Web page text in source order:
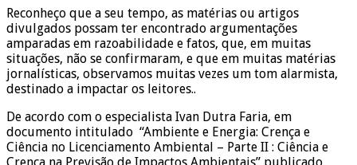
Reconheço que a seu tempo, as matérias ou artigos
divulgados possam ter encontrado argumentações
amparadas em razoabilidade e fatos, que, em muitas
situações, não se confirmaram, e que em muitas matérias
jornalísticas, observamos muitas vezes um tom alarmista,
destinado a impactar os leitores..
De acordo com o especialista Ivan Dutra Faria, em
documento intitulado “Ambiente e Energia: Crença e
Ciência no Licenciamento Ambiental – Parte II : Ciência e
Crença na Previsão de Impactos Ambientais” publicado